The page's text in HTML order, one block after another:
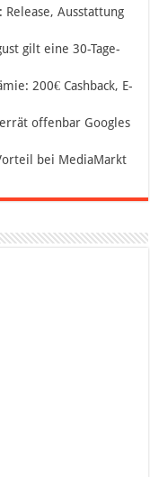
Release, Ausstattung
gilt eine 30-Tage-
200€ Cashback, E-
offenbar Googles
bei MediaMarkt